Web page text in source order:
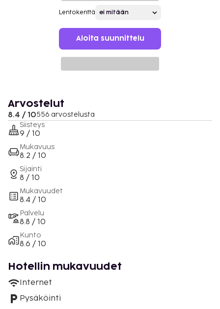
Lentokenttä
Aloita suunnittelu
Arvostelut
8.4 / 10556 arvostelusta
Siisteys
9 / 10
Mukavuus
8.2 / 10
Sijainti
8 / 10
Mukavuudet
8.4 / 10
Palvelu
8.8 / 10
Kunto
8.6 / 10
Hotellin mukavuudet
Internet
Pysäköinti